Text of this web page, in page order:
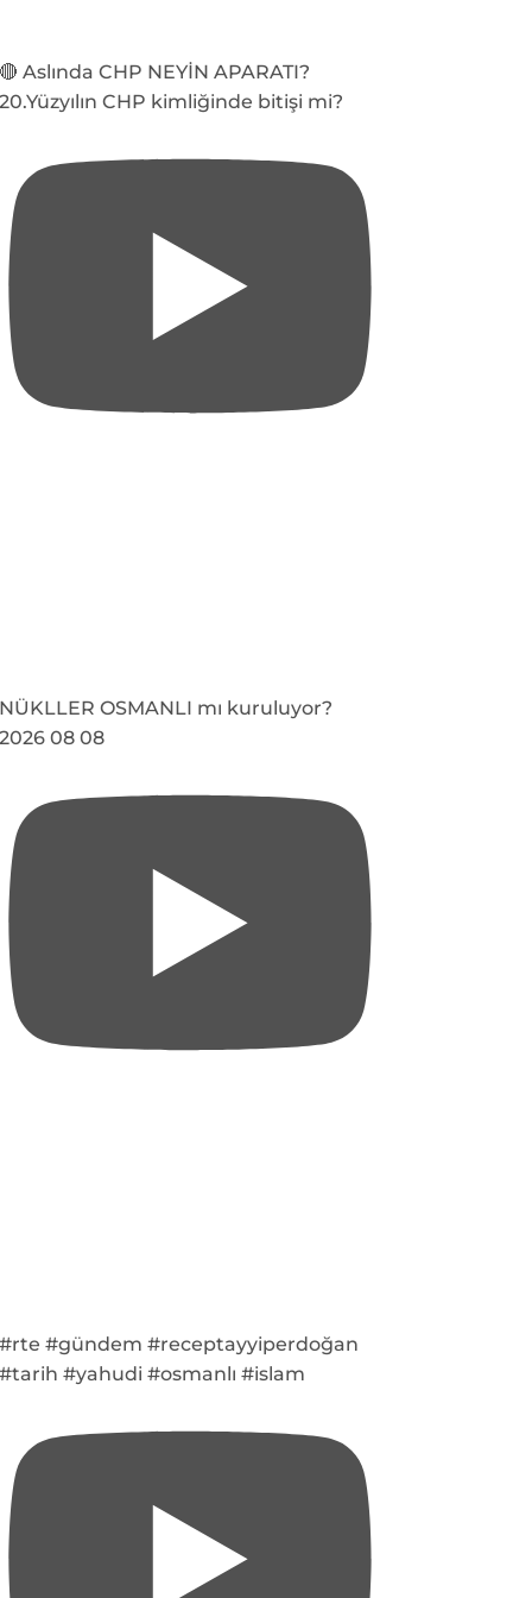
🔴 Aslında CHP NEYİN APARATI?
20.Yüzyılın CHP kimliğinde bitişi mi?
NÜKLLER OSMANLI mı kuruluyor?
2026 08 08
#rte #gündem #receptayyiperdoğan
#tarih #yahudi #osmanlı #islam